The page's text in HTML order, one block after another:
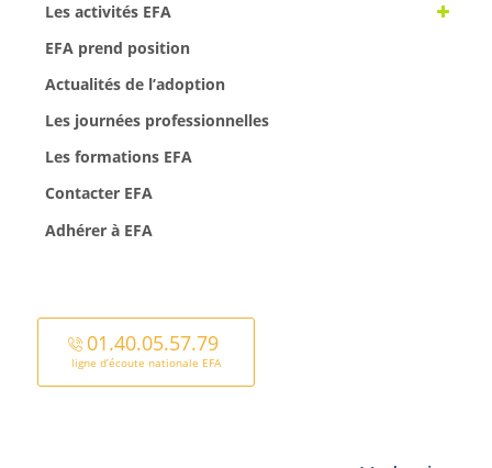
Les activités EFA
EFA prend position
Actualités de l’adoption
Les journées professionnelles
Les formations EFA
Contacter EFA
Adhérer à EFA
01.40.05.57.79
ligne d’écoute nationale EFA